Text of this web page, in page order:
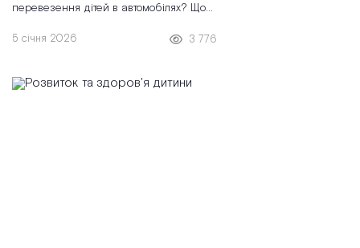
перевезення дітей в автомобілях? Що
виникають у батьків, коли ми говоримо
5 січня 2026 3 776